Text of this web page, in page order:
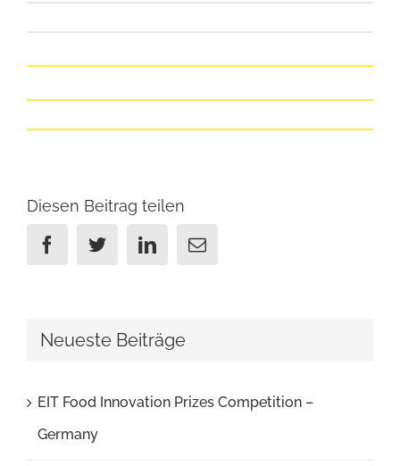
Diesen Beitrag teilen
FacebookTwitterLinkedinEmail
Neueste Beiträge
EIT Food Innovation Prizes Competition –
Germany